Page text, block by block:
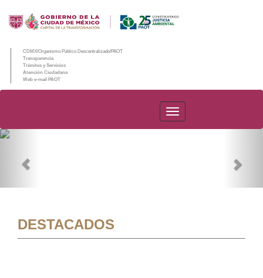
CDMX/Organismo Público Descentralizado/PAOT
Transparencia
Trámites y Servicios
Atención Ciudadana
Web e-mail PAOT
PAOT
DESTACADOS